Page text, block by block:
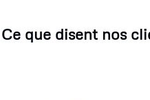
Ce que disent nos